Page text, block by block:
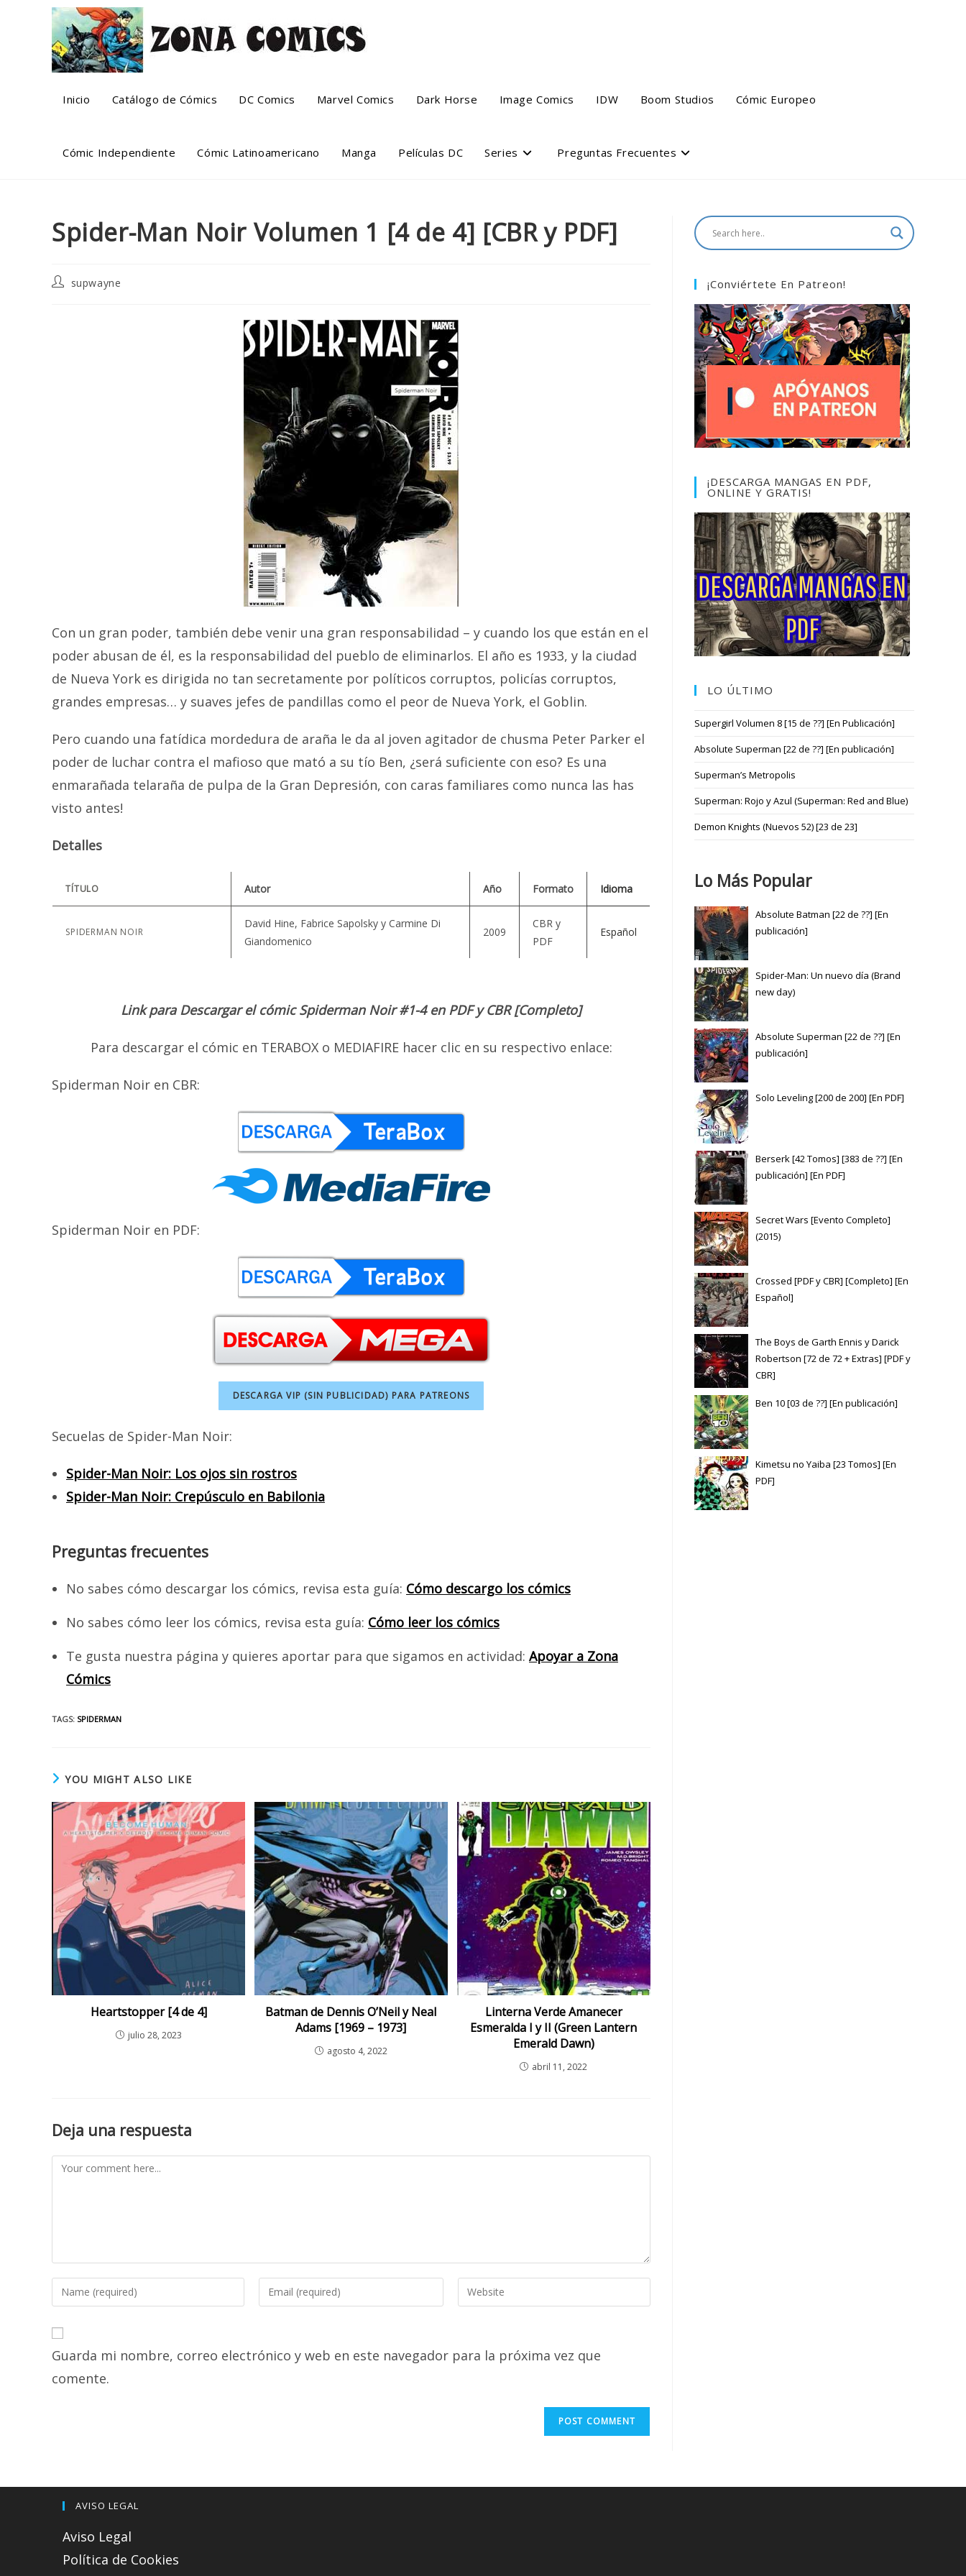
Inicio Catálogo de Cómics DC Comics Marvel Comics Dark Horse Image Comics IDW Boom Studios Cómic Europeo
Cómic Independiente Cómic Latinoamericano Manga Películas DC Series Preguntas Frecuentes
Spider-Man Noir Volumen 1 [4 de 4] [CBR y PDF]
Postsupwayne
Con un gran poder, también debe venir una gran responsabilidad – y cuando los que están en el
poder abusan de él, es la responsabilidad del pueblo de eliminarlos. El año es 1933, y la ciudad
de Nueva York es dirigida no tan secretamente por políticos corruptos, policías corruptos,
grandes empresas… y suaves jefes de pandillas como el peor de Nueva York, el Goblin.
Pero cuando una fatídica mordedura de araña le da al joven agitador de chusma Peter Parker el
poder de luchar contra el mafioso que mató a su tío Ben, ¿será suficiente con eso? Es una
enmarañada telaraña de pulpa de la Gran Depresión, con caras familiares como nunca las has
visto antes!
Detalles
TÍTULO Autor Año Formato Idioma
SPIDERMAN NOIR
David Hine, Fabrice Sapolsky y Carmine Di
Giandomenico
2009
CBR y
PDF
Español
Link para Descargar el cómic Spiderman Noir #1-4 en PDF y CBR [Completo]
Para descargar el cómic en TERABOX o MEDIAFIRE hacer clic en su respectivo enlace:
Spiderman Noir en CBR:
Spiderman Noir en PDF:
DESCARGA VIP (SIN PUBLICIDAD) PARA PATREONS
Secuelas de Spider-Man Noir:
Spider-Man Noir: Los ojos sin rostros
Spider-Man Noir: Crepúsculo en Babilonia
Preguntas frecuentes
No sabes cómo descargar los cómics, revisa esta guía: Cómo descargo los cómics
No sabes cómo leer los cómics, revisa esta guía: Cómo leer los cómics
Te gusta nuestra página y quieres aportar para que sigamos en actividad: Apoyar a Zona
Cómics
TAGS: SPIDERMAN
YOU MIGHT ALSO LIKE
Heartstopper [4 de 4]
julio 28, 2023
Batman de Dennis O’Neil y Neal
Adams [1969 – 1973]
agosto 4, 2022
Linterna Verde Amanecer
Esmeralda I y II (Green Lantern
Emerald Dawn)
abril 11, 2022
Deja una respuesta
Comment
Enter
your
or
username
to
Enter
your
to
Enter
your
(optional)
Guarda mi nombre, correo electrónico y web en este navegador para la próxima vez que
comente.
¡Conviértete En Patreon!
¡DESCARGA MANGAS EN PDF,
ONLINE Y GRATIS!
LO ÚLTIMO
Supergirl Volumen 8 [15 de ??] [En Publicación]
Absolute Superman [22 de ??] [En publicación]
Superman’s Metropolis
Superman: Rojo y Azul (Superman: Red and Blue)
Demon Knights (Nuevos 52) [23 de 23]
Lo Más Popular
Absolute Batman [22 de ??] [En
publicación]
Spider-Man: Un nuevo día (Brand
new day)
Absolute Superman [22 de ??] [En
publicación]
Solo Leveling [200 de 200] [En PDF]
Berserk [42 Tomos] [383 de ??] [En
publicación] [En PDF]
Secret Wars [Evento Completo]
(2015)
Crossed [PDF y CBR] [Completo] [En
Español]
The Boys de Garth Ennis y Darick
Robertson [72 de 72 + Extras] [PDF y
CBR]
Ben 10 [03 de ??] [En publicación]
Kimetsu no Yaiba [23 Tomos] [En
PDF]
AVISO LEGAL
Aviso Legal
Política de Cookies